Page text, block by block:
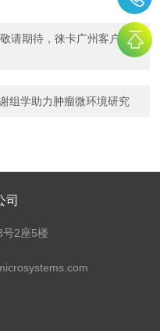
请期待，徕卡广州客户体
组学助力肿瘤微环境研究
司
2座5楼